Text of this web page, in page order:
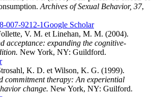
Archives of Sexual Behavior, 37,
007-9212-1Google Scholar
V. M. et Linehan, M. M. (2004).
acceptance: expanding the cognitive-
New York, NY: Guildford.
K. D. et Wilson, K. G. (1999).
commitment therapy: An experiential
change. New York, NY: Guilford.